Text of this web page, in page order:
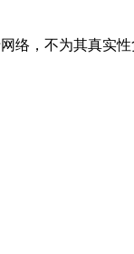
络，不为其真实